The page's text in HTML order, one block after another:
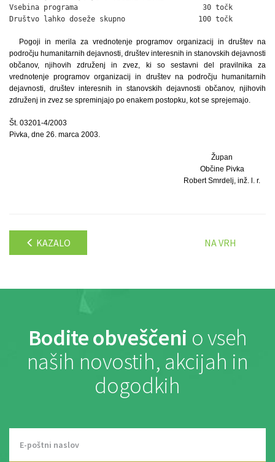
Vsebina programa                             30 točk
Društvo lahko doseže skupno                 100 točk
Pogoji in merila za vrednotenje programov organizacij in društev na
področju humanitarnih dejavnosti, društev interesnih in stanovskih dejavnosti
občanov, njihovih združenj in zvez, ki so sestavni del pravilnika za
vrednotenje programov organizacij in društev na področju humanitarnih
dejavnosti, društev interesnih in stanovskih dejavnosti občanov, njihovih
združenj in zvez se spreminjajo po enakem postopku, kot se sprejemajo.
Št. 03201-4/2003
Pivka, dne 26. marca 2003.
Župan
Občine Pivka
Robert Smrdelj, inž. l. r.
KAZALO NA VRH
Bodite obveščeni o vseh
naših novostih, akcijah in
dogodkih